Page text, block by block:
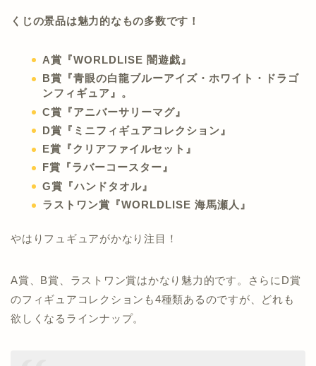
くじの景品は魅力的なもの多数です！
A賞『WORLDLISE 闇遊戯』
B賞『青眼の白龍ブルーアイズ・ホワイト・ドラゴ
ンフィギュア』。
C賞『アニバーサリーマグ』
D賞『ミニフィギュアコレクション』
E賞『クリアファイルセット』
F賞『ラバーコースター』
G賞『ハンドタオル』
ラストワン賞『WORLDLISE 海馬瀬人』
やはりフュギュアがかなり注目！
A賞、B賞、ラストワン賞はかなり魅力的です。さらにD賞
のフィギュアコレクションも4種類あるのですが、どれも
欲しくなるラインナップ。